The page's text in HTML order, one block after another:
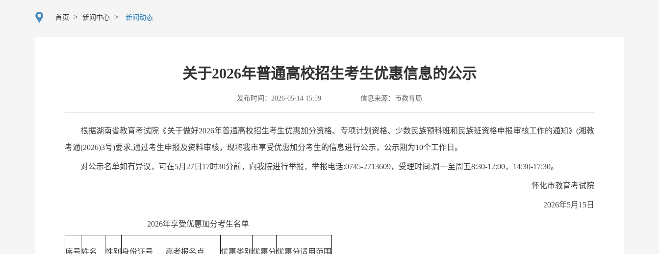
首页 > 新闻中心 > 新闻动态
关于2026年普通高校招生考生优惠信息的公示
发布时间：2026-05-14 15:59 信息来源：市教育局
根据湖南省教育考试院《关于做好2026年普通高校招生考生优惠加分资格、专项计划资格、少数民族预科班和民族班资格申报审核工作的通知》(湘教
考通(2026)3号)要求,通过考生申报及资料审核，现将我市享受优惠加分考生的信息进行公示，公示期为10个工作日。
对公示名单如有异议，可在5月27日17时30分前，向我院进行举报，举报电话:0745-2713609，受理时间:周一至周五8:30-12:00，14:30-17:30。
怀化市教育考试院
2026年5月15日
2026年享受优惠加分考生名单
序号姓名 性别 身份证号 高考报名点 优惠类别 优惠分优惠分适用范围